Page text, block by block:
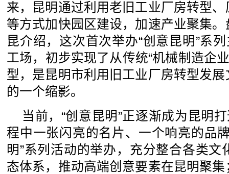
来，昆明通过利用老旧工业厂房转型
等方式加快园区建设，加速产业聚集
昆介绍，这次首次举办“创意昆明”系
工场，初步实现了从传统“机械制造企
型，是昆明市利用旧工业厂房转型发
的一个缩影。
当前，“创意昆明”正逐渐成为昆明
程中一张闪亮的名片、一个响亮的品
明”系列活动的举办，充分整合各类
态体系，推动高端创意要素在昆明聚